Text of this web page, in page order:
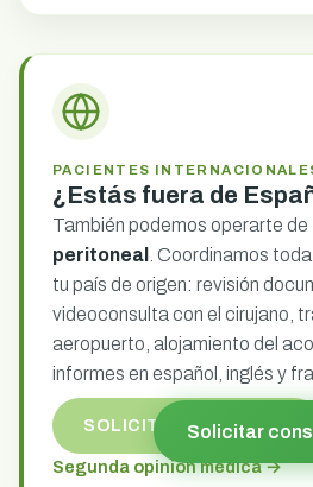
PACIENTES
¿Estás fuera de
También podemos operarte de
peritoneal
. Coordinamos
tu país de origen: revisión
videoconsulta con el cirujano,
aeropuerto, alojamiento del
informes en español, inglés y
SOLICITAR CONSULTA
Segunda opinión médica →
Solicitar